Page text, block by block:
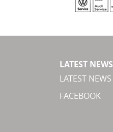
LATEST NEWS
LATEST NEWS
FACEBOOK